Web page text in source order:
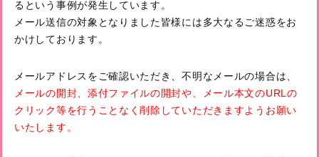
るという事例が発生しています。
メール送信の対象となりました皆様には多大なるご迷惑をお
かけしております。
メールアドレスをご確認いただき、不明なメールの場合は、
メールの開封、添付ファイルの開封や、メール本文のURLの
クリック等を行うことなく削除していただきますようお願い
いたします。